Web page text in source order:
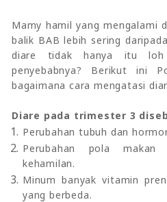
Mamy hamil yang mengalami
balik BAB lebih sering
diare tidak hanya itu
penyebabnya? Berikut ini
bagaimana cara mengatasi
Diare pada trimester 3
Perubahan tubuh dan
Perubahan pola makan
kehamilan.
Minum banyak vitamin
yang berbeda.